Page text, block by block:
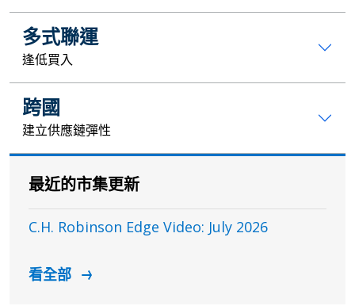
多式聯運
逢低買入
跨國
建立供應鏈彈性
最近的市集更新
C.H. Robinson Edge Video: July 2026
看全部